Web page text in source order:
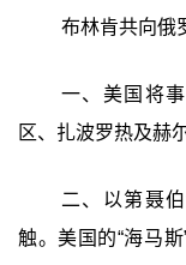
布林肯共向俄
一、美国将
区、扎波罗热及赫
二、以第聂
触。美国的“海马